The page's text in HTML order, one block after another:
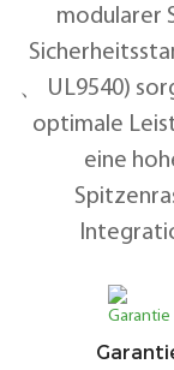
modularer
、 UL9540)
optimale
eine